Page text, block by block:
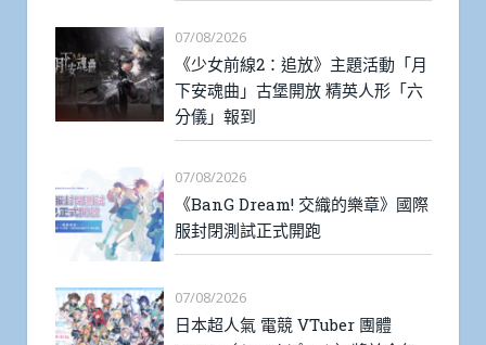
07/08/2026
《少女前線2：追放》主題活動「月
下安魂曲」古堡開放 精英人形「六
分儀」報到
07/08/2026
《BanG Dream! 交織的樂章》國際
服封閉測試正式開跑
07/08/2026
日本超人氣 電競 VTuber 團體